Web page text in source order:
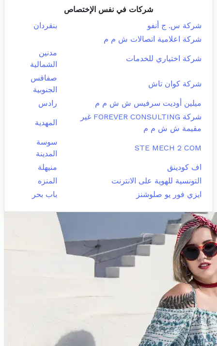
شركات في نفس الإختصاص
شركة س. ج أنفو
بنقردان
شركة اعلامية اتصالات ش م م
شركة اختياري للخدمات
مدنين
الشمالية
شركة كوان تاش
صفاقس
الجنوبية
ميلين أوديت سرفيس ش ش م م
رادس
شركة FOREVER CONSULTING غير
مقيمة ش ش م م
المهدية
STE MECH 2 COM
سوسة
المدينة
اف كودينق
منيهلة
التونسية للهوية على الانترنت
المنزه
ايزي فور يو صلوشنز
باب بحر